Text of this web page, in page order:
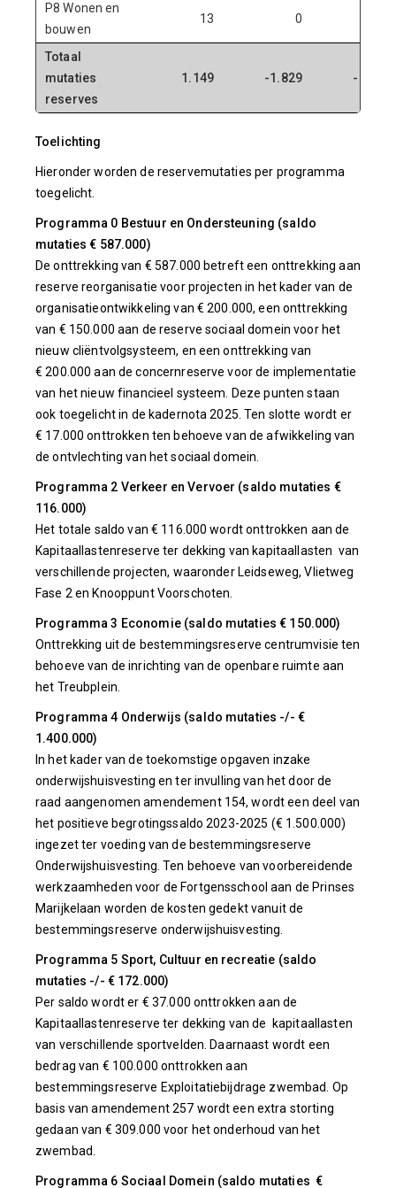
P8 Wonen en
bouwen
13 0
Totaal
mutaties
reserves
1.149 -1.829 -681
Toelichting
Hieronder worden de reservemutaties per programma
toegelicht.
Programma 0 Bestuur en Ondersteuning (saldo
mutaties € 587.000)
De onttrekking van € 587.000 betreft een onttrekking aan
reserve reorganisatie voor projecten in het kader van de
organisatieontwikkeling van € 200.000, een onttrekking
van € 150.000 aan de reserve sociaal domein voor het
nieuw cliëntvolgsysteem, en een onttrekking van
€ 200.000 aan de concernreserve voor de implementatie
van het nieuw financieel systeem. Deze punten staan
ook toegelicht in de kadernota 2025. Ten slotte wordt er
€ 17.000 onttrokken ten behoeve van de afwikkeling van
de ontvlechting van het sociaal domein.
Programma 2 Verkeer en Vervoer (saldo mutaties €
116.000)
Het totale saldo van € 116.000 wordt onttrokken aan de
Kapitaallastenreserve ter dekking van kapitaallasten van
verschillende projecten, waaronder Leidseweg, Vlietweg
Fase 2 en Knooppunt Voorschoten.
Programma 3 Economie (saldo mutaties € 150.000)
Onttrekking uit de bestemmingsreserve centrumvisie ten
behoeve van de inrichting van de openbare ruimte aan
het Treubplein.
Programma 4 Onderwijs (saldo mutaties -/- €
1.400.000)
In het kader van de toekomstige opgaven inzake
onderwijshuisvesting en ter invulling van het door de
raad aangenomen amendement 154, wordt een deel van
het positieve begrotingssaldo 2023-2025 (€ 1.500.000)
ingezet ter voeding van de bestemmingsreserve
Onderwijshuisvesting. Ten behoeve van voorbereidende
werkzaamheden voor de Fortgensschool aan de Prinses
Marijkelaan worden de kosten gedekt vanuit de
bestemmingsreserve onderwijshuisvesting.
Programma 5 Sport, Cultuur en recreatie (saldo
mutaties -/- € 172.000)
Per saldo wordt er € 37.000 onttrokken aan de
Kapitaallastenreserve ter dekking van de kapitaallasten
van verschillende sportvelden. Daarnaast wordt een
bedrag van € 100.000 onttrokken aan
bestemmingsreserve Exploitatiebijdrage zwembad. Op
basis van amendement 257 wordt een extra storting
gedaan van € 309.000 voor het onderhoud van het
zwembad.
Programma 6 Sociaal Domein (saldo mutaties €